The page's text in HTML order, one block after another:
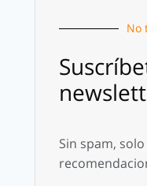
No
Sin spam,